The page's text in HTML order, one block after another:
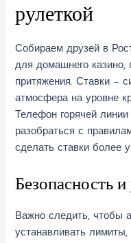
рулеткой
Собираем друзей в
для домашнего казино,
притяжения. Ставки —
атмосфера на уровне
Телефон горячей
разобраться с
сделать ставки более
Безопасность
Важно следить, чтобы
устанавливать лимиты,